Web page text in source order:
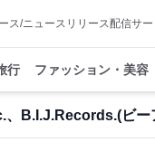
ス/ニュースリリース配信サ
行 ファッション・美容
、B.I.J.Records.(ビー